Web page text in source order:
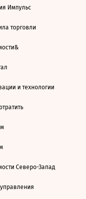
Импульс
торговли
и технологии
Северо-Запад